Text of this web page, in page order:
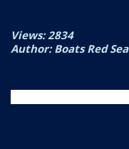
Views: 2834
Author: Boats Red Sea